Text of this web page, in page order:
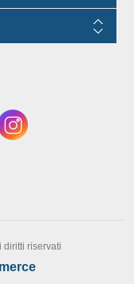
diritti riservati